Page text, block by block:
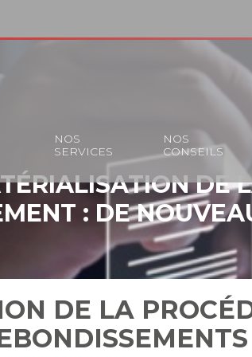
NOS
SERVICES
NOS
CONSEILS
DE
: DE
!
DE LA